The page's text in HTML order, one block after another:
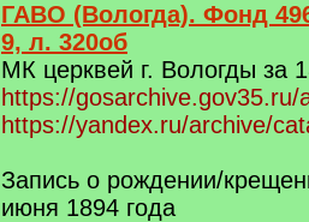
ГАВО (Вологда). Фонд
9, л. 320об
МК церквей г. Вологды за
https://
https://yandex.ru/archive/
Запись о рождении/
июня 1894 года